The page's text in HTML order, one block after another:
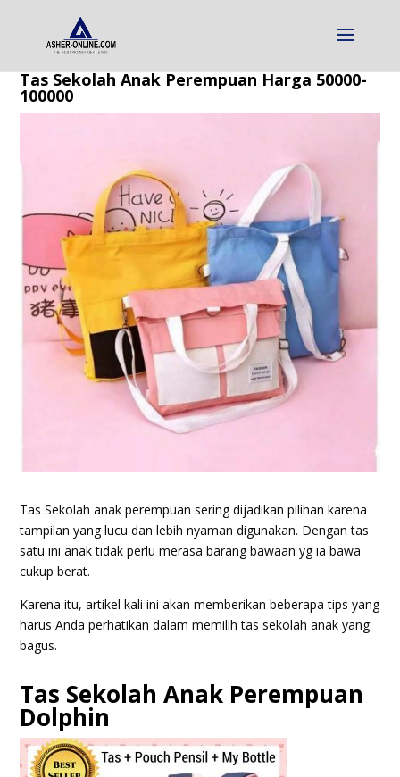
Tas Sekolah Anak Perempuan Harga 50000-
100000
Tas Sekolah anak perempuan sering dijadikan pilihan karena
tampilan yang lucu dan lebih nyaman digunakan. Dengan tas
satu ini anak tidak perlu merasa barang bawaan yg ia bawa
cukup berat.
Karena itu, artikel kali ini akan memberikan beberapa tips yang
harus Anda perhatikan dalam memilih tas sekolah anak yang
bagus.
Tas Sekolah Anak Perempuan
Dolphin